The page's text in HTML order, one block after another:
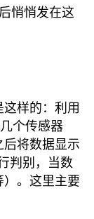
悄悄发在这
样的：利用
个传感器
后将数据显示
判别，当数
。这里主要